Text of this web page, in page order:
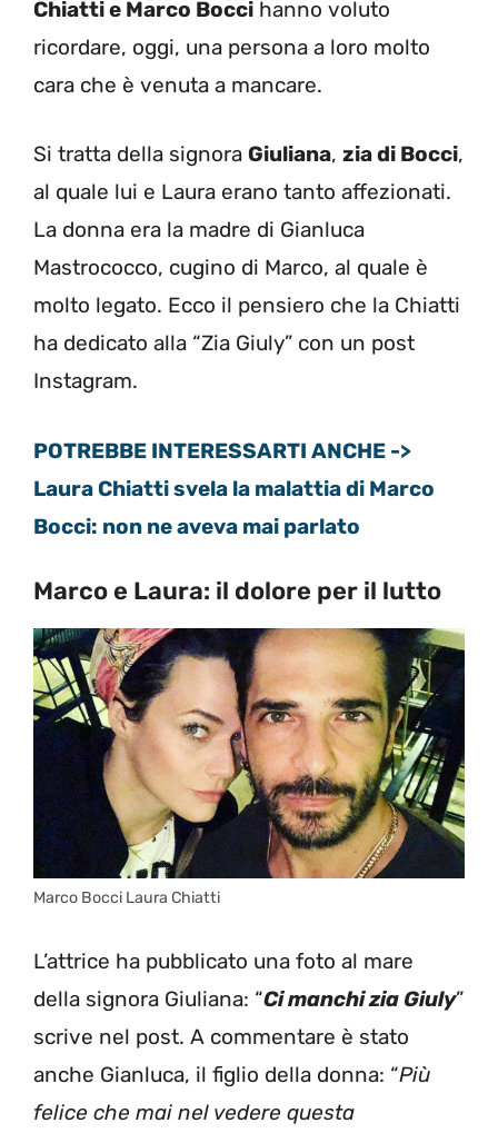
Chiatti e Marco Bocci hanno voluto
ricordare, oggi, una persona a loro molto
cara che è venuta a mancare.
Si tratta della signora Giuliana, zia di Bocci,
al quale lui e Laura erano tanto affezionati.
La donna era la madre di Gianluca
Mastrococco, cugino di Marco, al quale è
molto legato. Ecco il pensiero che la Chiatti
ha dedicato alla “Zia Giuly” con un post
Instagram.
POTREBBE INTERESSARTI ANCHE ->
Laura Chiatti svela la malattia di Marco
Bocci: non ne aveva mai parlato
Marco e Laura: il dolore per il lutto
Marco Bocci Laura Chiatti
L’attrice ha pubblicato una foto al mare
della signora Giuliana: “Ci manchi zia Giuly”
scrive nel post. A commentare è stato
anche Gianluca, il figlio della donna: “Più
felice che mai nel vedere questa